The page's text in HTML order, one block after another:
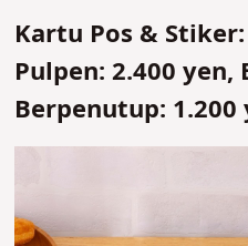
Kartu Pos &
Pulpen: 2.400 yen,
Berpenutup: 1.200